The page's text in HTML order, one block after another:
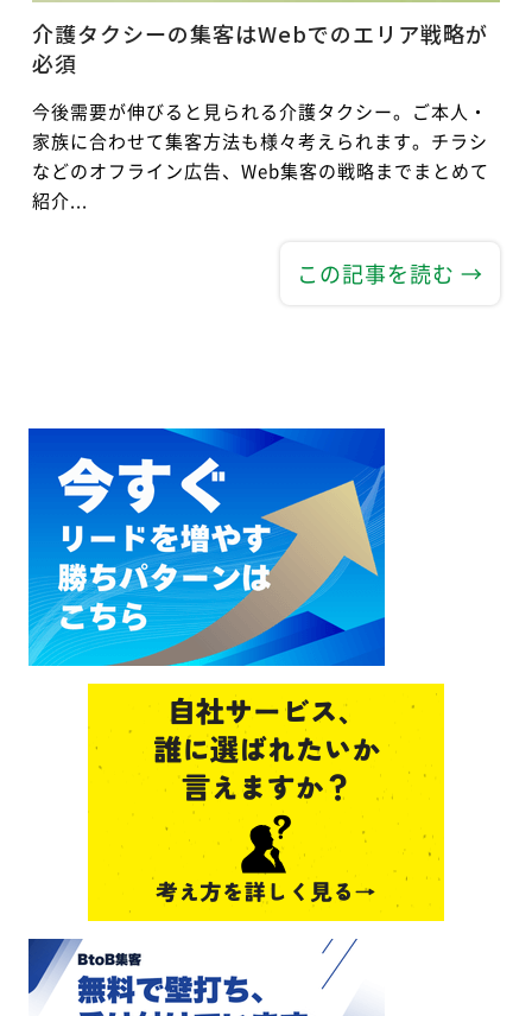
介護タクシーの集客はWebでのエリア戦略が
必須
今後需要が伸びると見られる介護タクシー。ご本人・
家族に合わせて集客方法も様々考えられます。チラシ
などのオフライン広告、Web集客の戦略までまとめて
紹介...
この記事を読む →